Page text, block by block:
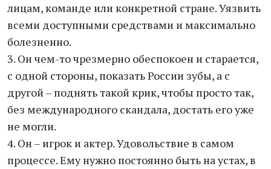
лицам, команде или конкретной стране. Уязвить
всеми доступными средствами и максимально
болезненно.
3. Он чем-то чрезмерно обеспокоен и старается,
с одной стороны, показать России зубы, а с
другой – поднять такой крик, чтобы просто так,
без международного скандала, достать его уже
не могли.
4. Он – игрок и актер. Удовольствие в самом
процессе. Ему нужно постоянно быть на устах, в